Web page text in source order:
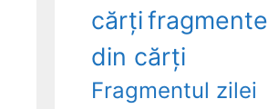
cărțifragmente
din cărți
Fragmentul zilei